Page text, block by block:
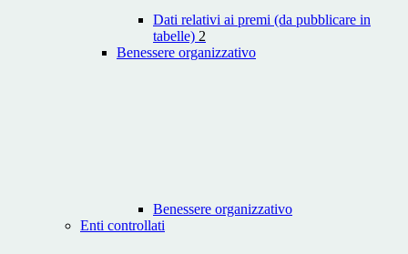
Dati relativi ai premi (da pubblicare in
tabelle) 2
Benessere organizzativo
Benessere organizzativo
Enti controllati